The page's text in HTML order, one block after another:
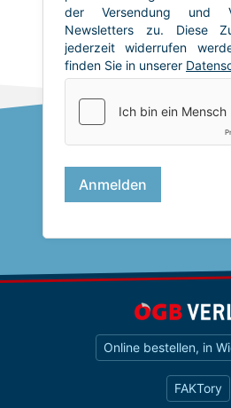
Online bestellen, in
FAKTory